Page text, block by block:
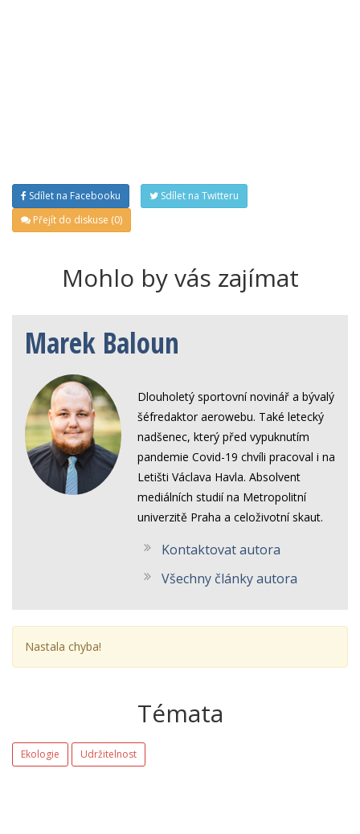
Sdílet na Facebooku
Sdílet na Twitteru
Přejít do diskuse (0)
Mohlo by vás zajímat
Marek Baloun
Dlouholetý sportovní novinář a bývalý
šéfredaktor aerowebu. Také letecký
nadšenec, který před vypuknutím
pandemie Covid-19 chvíli pracoval i na
Letišti Václava Havla. Absolvent
mediálních studií na Metropolitní
univerzitě Praha a celoživotní skaut.
Kontaktovat autora
Všechny články autora
Nastala chyba!
Témata
Ekologie Udržitelnost